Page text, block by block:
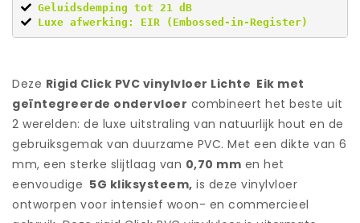
mm
mm
|
21dB
Geluidsdemping tot 21 dB
Luxe afwerking: EIR (Embossed-in-Register)
Deze Rigid Click PVC vinylvloer Lichte Eik met
geïntegreerde ondervloer combineert het beste uit
2 werelden: de luxe uitstraling van natuurlijk hout en de
gebruiksgemak van duurzame PVC. Met een dikte van 6
mm, een sterke slijtlaag van 0,70 mm en het
eenvoudige 5G kliksysteem, is deze vinylvloer
ontworpen voor intensief woon- en commercieel